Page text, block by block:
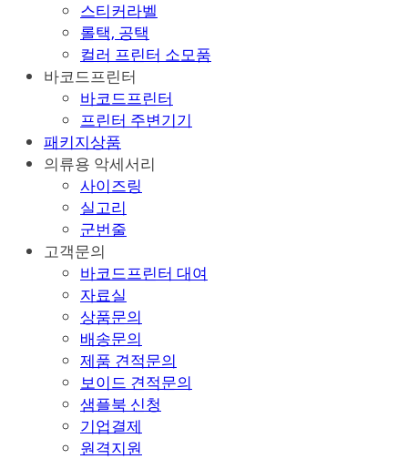
스티커라벨
롤택, 공택
컬러 프린터 소모품
바코드프린터
바코드프린터
프린터 주변기기
패키지상품
의류용 악세서리
사이즈링
실고리
군번줄
고객문의
바코드프린터 대여
자료실
상품문의
배송문의
제품 견적문의
보이드 견적문의
샘플북 신청
기업결제
원격지원